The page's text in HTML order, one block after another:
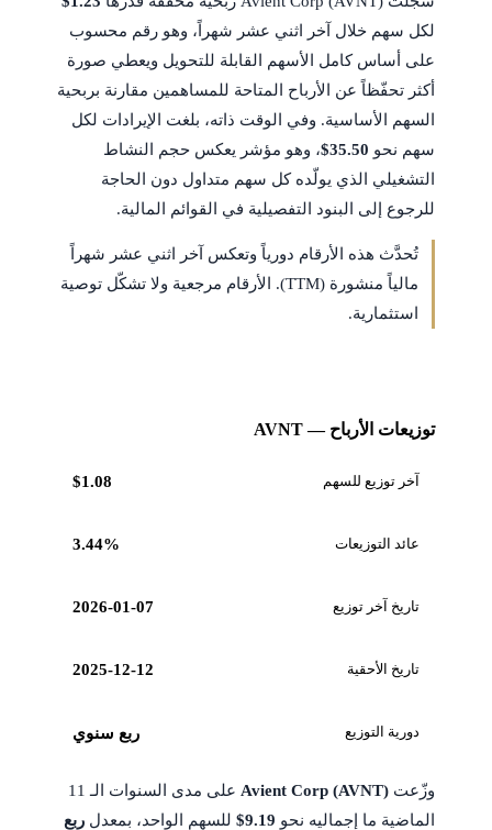
لكل سهم خلال آخر اثني عشر شهراً، وهو رقم محسوب
على أساس كامل الأسهم القابلة للتحويل ويعطي صورة
أكثر تحفّظاً عن الأرباح المتاحة للمساهمين مقارنة بربحية
السهم الأساسية. وفي الوقت ذاته، بلغت الإيرادات لكل
سهم نحو $35.50، وهو مؤشر يعكس حجم النشاط
التشغيلي الذي يولّده كل سهم متداول دون الحاجة
للرجوع إلى البنود التفصيلية في القوائم المالية.
تُحدَّث هذه الأرقام دورياً وتعكس آخر اثني عشر شهراً
مالياً منشورة (TTM). الأرقام مرجعية ولا تشكّل توصية
استثمارية.
توزيعات الأرباح — AVNT
آخر توزيع للسهم $1.08
عائد التوزيعات 3.44%
تاريخ آخر توزيع 2026-01-07
تاريخ الأحقية 2025-12-12
دورية التوزيع ربع سنوي
وزّعت Avient Corp (AVNT)
على مدى السنوات الـ 11
الماضية ما إجماليه نحو $9.19للسهم الواحد، بمعدل ربع